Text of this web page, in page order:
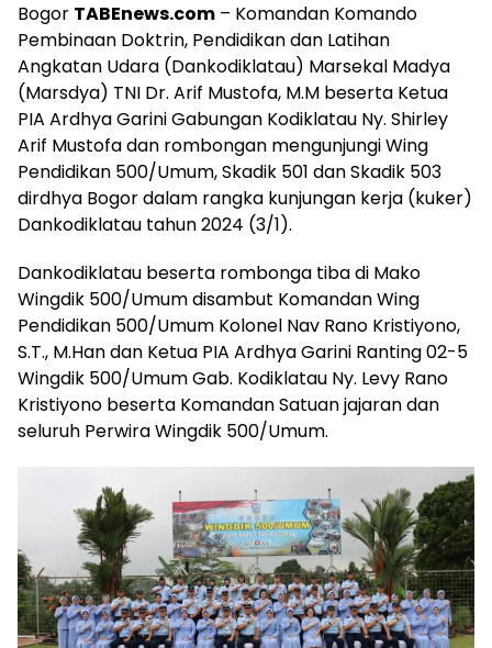
Bogor TABEnews.com – Komandan Komando
Pembinaan Doktrin, Pendidikan dan Latihan
Angkatan Udara (Dankodiklatau) Marsekal Madya
(Marsdya) TNI Dr. Arif Mustofa, M.M beserta Ketua
PIA Ardhya Garini Gabungan Kodiklatau Ny. Shirley
Arif Mustofa dan rombongan mengunjungi Wing
Pendidikan 500/Umum, Skadik 501 dan Skadik 503
dirdhya Bogor dalam rangka kunjungan kerja (kuker)
Dankodiklatau tahun 2024 (3/1).
Dankodiklatau beserta rombonga tiba di Mako
Wingdik 500/Umum disambut Komandan Wing
Pendidikan 500/Umum Kolonel Nav Rano Kristiyono,
S.T., M.Han dan Ketua PIA Ardhya Garini Ranting 02-5
Wingdik 500/Umum Gab. Kodiklatau Ny. Levy Rano
Kristiyono beserta Komandan Satuan jajaran dan
seluruh Perwira Wingdik 500/Umum.